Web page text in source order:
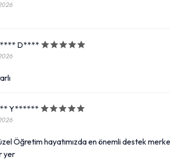
D****
Y******
Öğretim hayatımızda en önemli destek
yer